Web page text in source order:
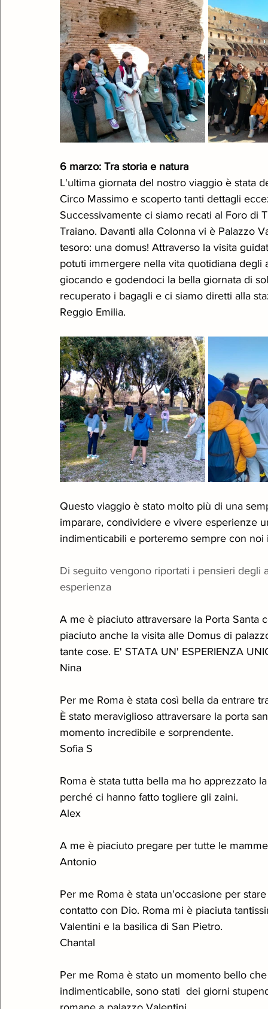
6 marzo: Tra storia e natura
L'ultima giornata del nostro viaggio è stata
Circo Massimo e scoperto tanti dettagli
Successivamente ci siamo recati al Foro di
Traiano. Davanti alla Colonna vi è Palazzo
tesoro: una domus! Attraverso la visita
potuti immergere nella vita quotidiana
giocando e godendoci la bella giornata di
recuperato i bagagli e ci siamo diretti alla
Reggio Emilia.
Questo viaggio è stato molto più di una
imparare, condividere e vivere esperienze
indimenticabili e porteremo sempre con
Di seguito vengono riportati i pensieri degli
esperienza
A me è piaciuto attraversare la Porta
piaciuto anche la visita alle Domus di
tante cose. E' STATA UN' ESPERIENZA
Nina
Per me Roma è stata così bella da entrare
È stato meraviglioso attraversare la porta
momento incredibile e sorprendente.
Sofia S
Roma è stata tutta bella ma ho apprezzato
perché ci hanno fatto togliere gli zaini.
Alex
A me è piaciuto pregare per tutte le
Antonio
Per me Roma è stata un'occasione per
contatto con Dio. Roma mi è piaciuta
Valentini e la basilica di San Pietro.
Chantal
Per me Roma è stato un momento bello
indimenticabile, sono stati  dei giorni